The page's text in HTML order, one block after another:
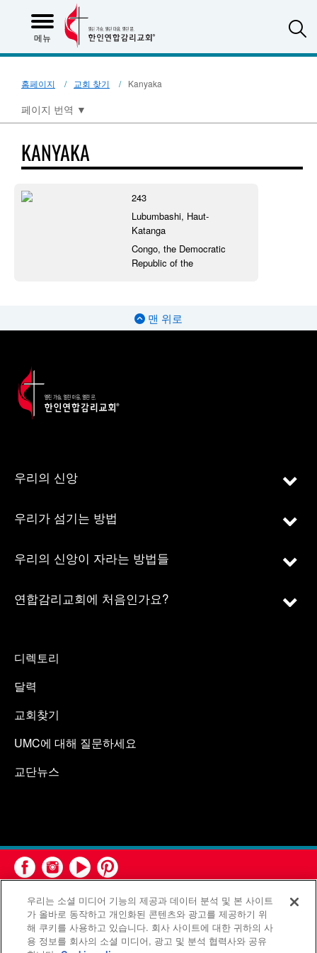
메뉴
홈페이지 교회 찾기 Kanyaka
페이지 번역 ▼
KANYAKA
243
Lubumbashi, Haut-
Katanga
Congo, the Democratic
Republic of the
맨 위로
우리의 신앙
우리가 섬기는 방법
우리의 신앙이 자라는 방법들
연합감리교회에 처음인가요?
디렉토리
달력
교회찾기
UMC에 대해 질문하세요
교단뉴스
연합감리교회 공보부(United Methodist Communications)는 연
우리는 소셜 미디어 기능의 제공과 데이터 분석 및 본 사이트
가 올바로 동작하고 개인화된 콘텐츠와 광고를 제공하기 위
해 쿠키를 사용하고 있습니다. 회사 사이트에 대한 귀하의 사
용 정보를 회사의 소셜 미디어, 광고 및 분석 협력사와 공유